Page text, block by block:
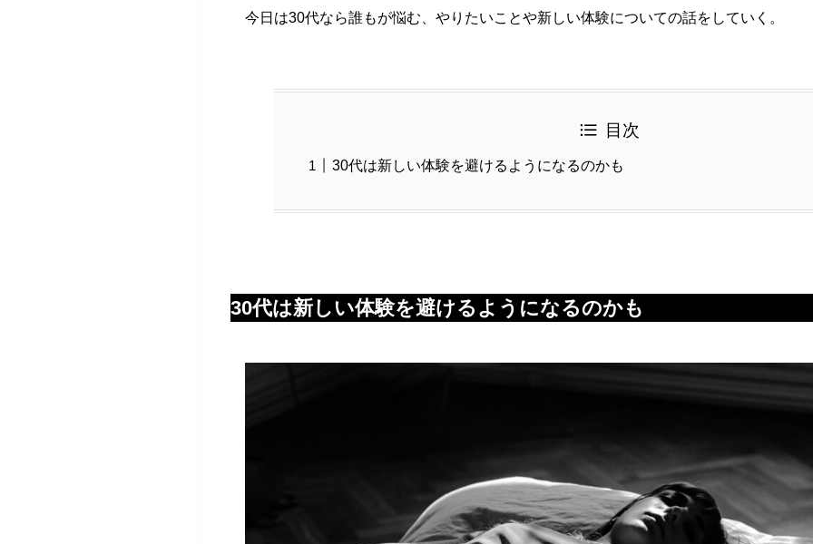
今日は30代なら誰もが悩む、やりたいことや新しい体験についての話をしていく。
目次
30代は新しい体験を避けるようになるのかも
30代は新しい体験を避けるようになるのかも